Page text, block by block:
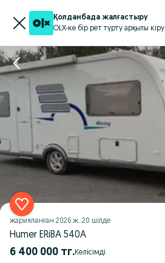
Қолданбада жалғастыру
OLX-ке бір рет түрту арқылы кіру
жарияланған 2026 ж. 20 шілде
Humer ERiBA 540A
6 400 000 тг. Келісімді